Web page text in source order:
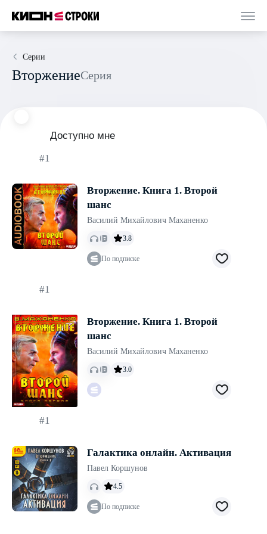
Серии
Вторжение Серия
Доступно мне
#1
Вторжение. Книга 1. Второй
шанс
Василий Михайлович Маханенко
3.8
По подписке
#1
Вторжение. Книга 1. Второй
шанс
Василий Михайлович Маханенко
3.0
#1
Галактика онлайн. Активация
Павел Коршунов
4.5
По подписке